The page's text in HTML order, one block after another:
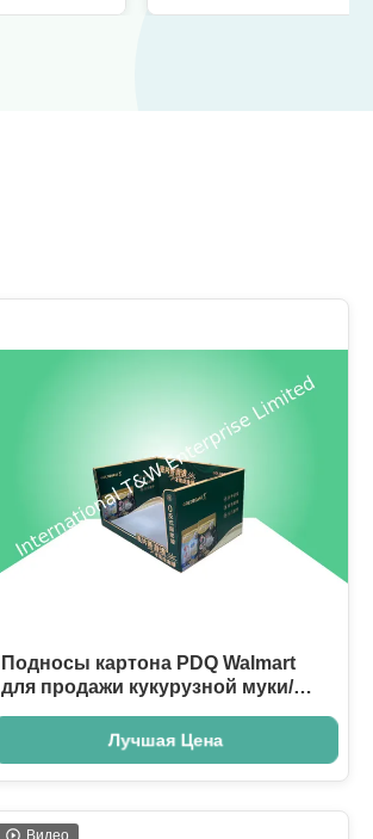
Подносы картона PDQ Walmart
для продажи кукурузной муки/
Лучшая Цена
Видео